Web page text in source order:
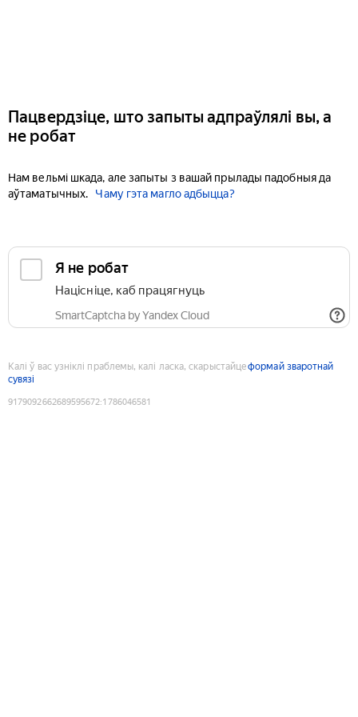
Пацвердзіце, што запыты адпраўлялі вы, а
не робат
Нам вельмі шкада, але запыты з вашай прылады падобныя да
аўтаматычных.
Чаму гэта магло адбыцца?
Я не робат
Націсніце, каб працягнуць
SmartCaptcha by Yandex Cloud
Калі ў вас узніклі праблемы, калі ласка, скарыстайцеформай зваротнай
сувязі
9179092662689595672:1786046581